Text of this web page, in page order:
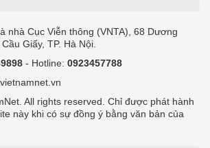
nhà Cục Viễn thông (VNTA), 68 Dương
Giấy, TP. Hà Nội.
- Hotline: 0923457788
All rights reserved. Chỉ được phát hành
này khi có sự đồng ý bằng văn bản của